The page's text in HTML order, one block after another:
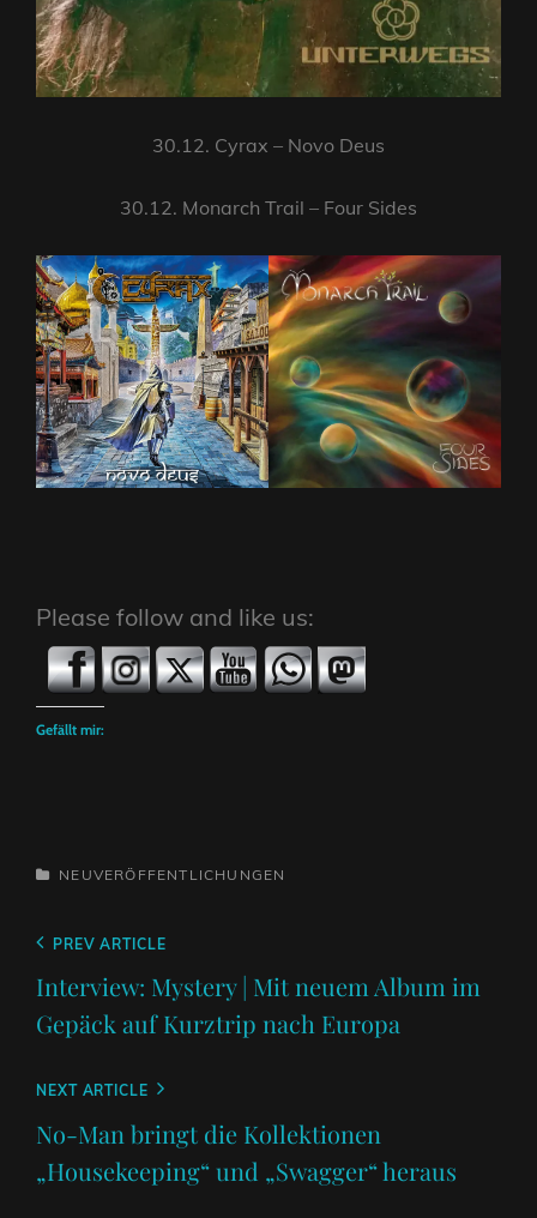
30.12. Cyrax – Novo Deus
30.12. Monarch Trail – Four Sides
Please follow and like us:
Gefällt mir:
CATEGORIES
NEUVERÖFFENTLICHUNGEN
Beitragsnavigation
Previous
PREV ARTICLE
Interview: Mystery | Mit neuem Album im
Gepäck auf Kurztrip nach Europa
Next
NEXT ARTICLE
No-Man bringt die Kollektionen
„Housekeeping“ und „Swagger“ heraus